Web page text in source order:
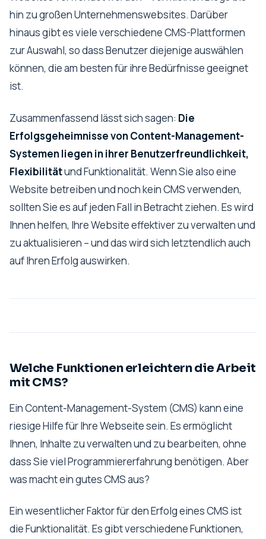
hin zu großen Unternehmenswebsites. Darüber
hinaus gibt es viele verschiedene CMS-Plattformen
zur Auswahl, so dass Benutzer diejenige auswählen
können, die am besten für ihre Bedürfnisse geeignet
ist.
Zusammenfassend lässt sich sagen: Die
Erfolgsgeheimnisse von Content-Management-
Systemen liegen in ihrer Benutzerfreundlichkeit,
Flexibilitätund Funktionalität. Wenn Sie also eine
Website betreiben und noch kein CMS verwenden,
sollten Sie es auf jeden Fall in Betracht ziehen. Es wird
Ihnen helfen, Ihre Website effektiver zu verwalten und
zu aktualisieren – und das wird sich letztendlich auch
auf Ihren Erfolg auswirken.
Welche Funktionen erleichtern die Arbeit
mit CMS?
Ein Content-Management-System (CMS) kann eine
riesige Hilfe für Ihre Webseite sein. Es ermöglicht
Ihnen, Inhalte zu verwalten und zu bearbeiten, ohne
dass Sie viel Programmiererfahrung benötigen. Aber
was macht ein gutes CMS aus?
Ein wesentlicher Faktor für den Erfolg eines CMS ist
die Funktionalität. Es gibt verschiedene Funktionen,